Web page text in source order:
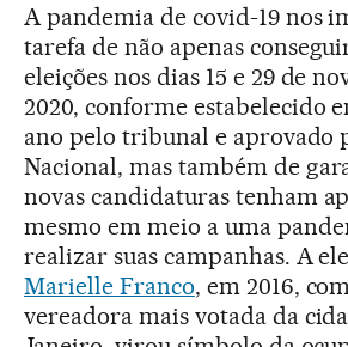
A pandemia de covid-19 nos
tarefa de não apenas
eleições nos dias 15 e 29 de
2020, conforme estabelecido
ano pelo tribunal e aprovado
Nacional, mas também de
novas candidaturas tenham
mesmo em meio a uma
realizar suas campanhas. A
Marielle Franco, em 2016,
vereadora mais votada da